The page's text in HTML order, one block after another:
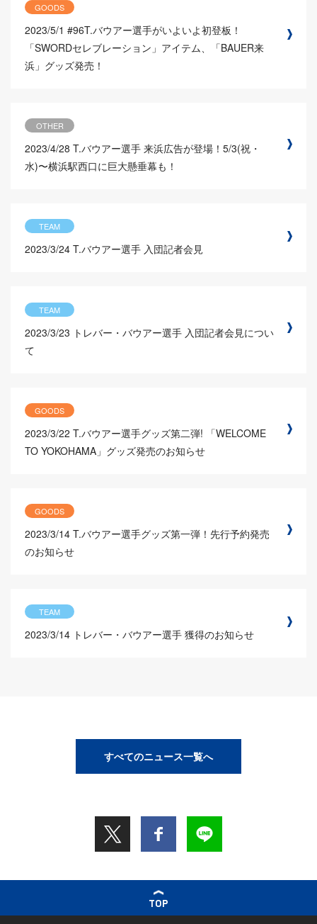
GOODS
2023/5/1 #96T.バウアー選手がいよいよ初登板！
「SWORDセレブレーション」アイテム、「BAUER来
浜」グッズ発売！
OTHER
2023/4/28 T.バウアー選手 来浜広告が登場！5/3(祝・
水)〜横浜駅西口に巨大懸垂幕も！
TEAM
2023/3/24 T.バウアー選手 入団記者会見
TEAM
2023/3/23 トレバー・バウアー選手 入団記者会見につい
て
GOODS
2023/3/22 T.バウアー選手グッズ第二弾! 「WELCOME
TO YOKOHAMA」グッズ発売のお知らせ
GOODS
2023/3/14 T.バウアー選手グッズ第一弾！先行予約発売
のお知らせ
TEAM
2023/3/14 トレバー・バウアー選手 獲得のお知らせ
すべてのニュース一覧へ
TOP